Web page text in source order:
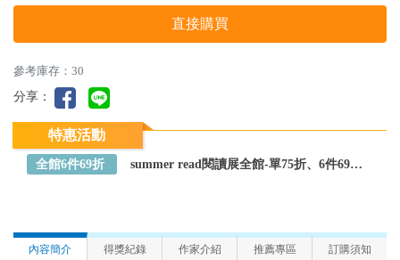
直接購買
參考庫存：30
分享：
特惠活動
全館6件69折 summer read閱讀展全館-單75折、6件69折～全館任選
內容簡介 得獎紀錄 作家介紹 推薦專區 訂購須知